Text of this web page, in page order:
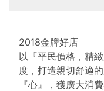
2018金牌好店
以『平民價格，精
度，打造親切舒適
『心』，獲廣大消